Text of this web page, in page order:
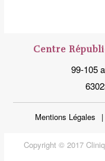
Centre
99-105
Mentions Légales
Copyright © 2017